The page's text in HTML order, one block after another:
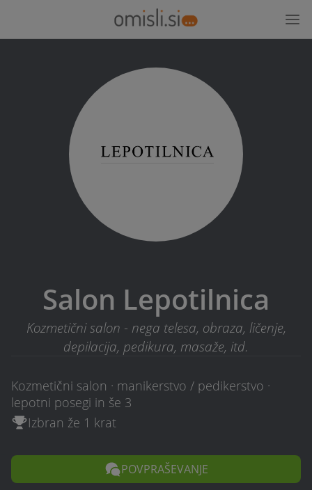
Salon Lepotilnica
Kozmetični salon - nega telesa, obraza, ličenje,
depilacija, pedikura, masaže, itd.
Kozmetični salon · manikerstvo / pedikerstvo ·
lepotni posegi in še 3
Izbran že 1 krat
POVPRAŠEVANJE